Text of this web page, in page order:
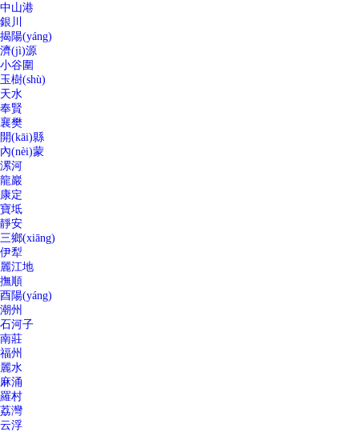
中山港
銀川
揭陽(yáng)
濟(jì)源
小谷圍
玉樹(shù)
天水
奉賢
襄樊
開(kāi)縣
內(nèi)蒙
漯河
龍巖
康定
寶坻
靜安
三鄉(xiāng)
伊犁
麗江地
撫順
酉陽(yáng)
潮州
石河子
南莊
福州
麗水
麻涌
羅村
荔灣
云浮